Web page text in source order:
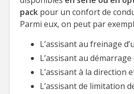
pack pour un confort de
Parmi eux, on peut par
L’assisant au freinage
L’assisant au démarrage
L’assisant à la direction
L’assisant de limitation